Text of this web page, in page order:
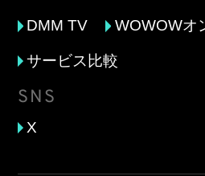
DMM TV WOWOWオ
サービス比較
SNS
X